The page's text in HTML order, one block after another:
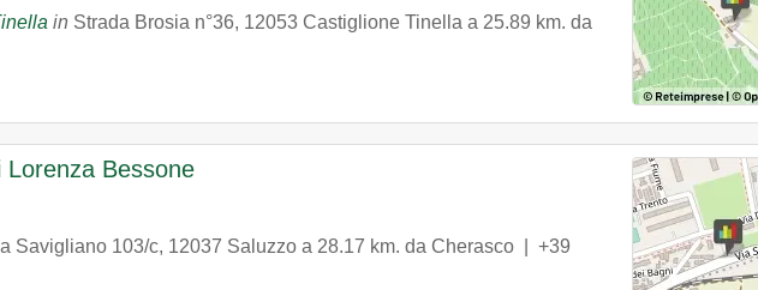
in Strada Brosia n°36, 12053 Castiglione Tinella a 25.89 km. da
Lorenza Bessone
Savigliano 103/c, 12037 Saluzzo a 28.17 km. da Cherasco | +39